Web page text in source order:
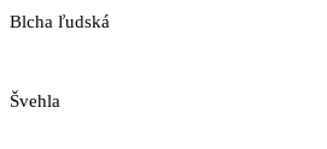
Blcha ľudská
Švehla